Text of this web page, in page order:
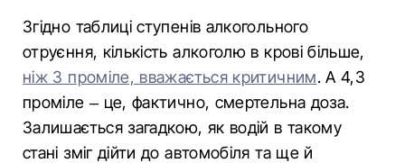
Згідно таблиці ступенів алкогольного
отруєння, кількість алкоголю в крові більше,
ніж 3 проміле, вважається критичним. А 4,3
проміле – це, фактично, смертельна доза.
Залишається загадкою, як водій в такому
стані зміг дійти до автомобіля та ще й